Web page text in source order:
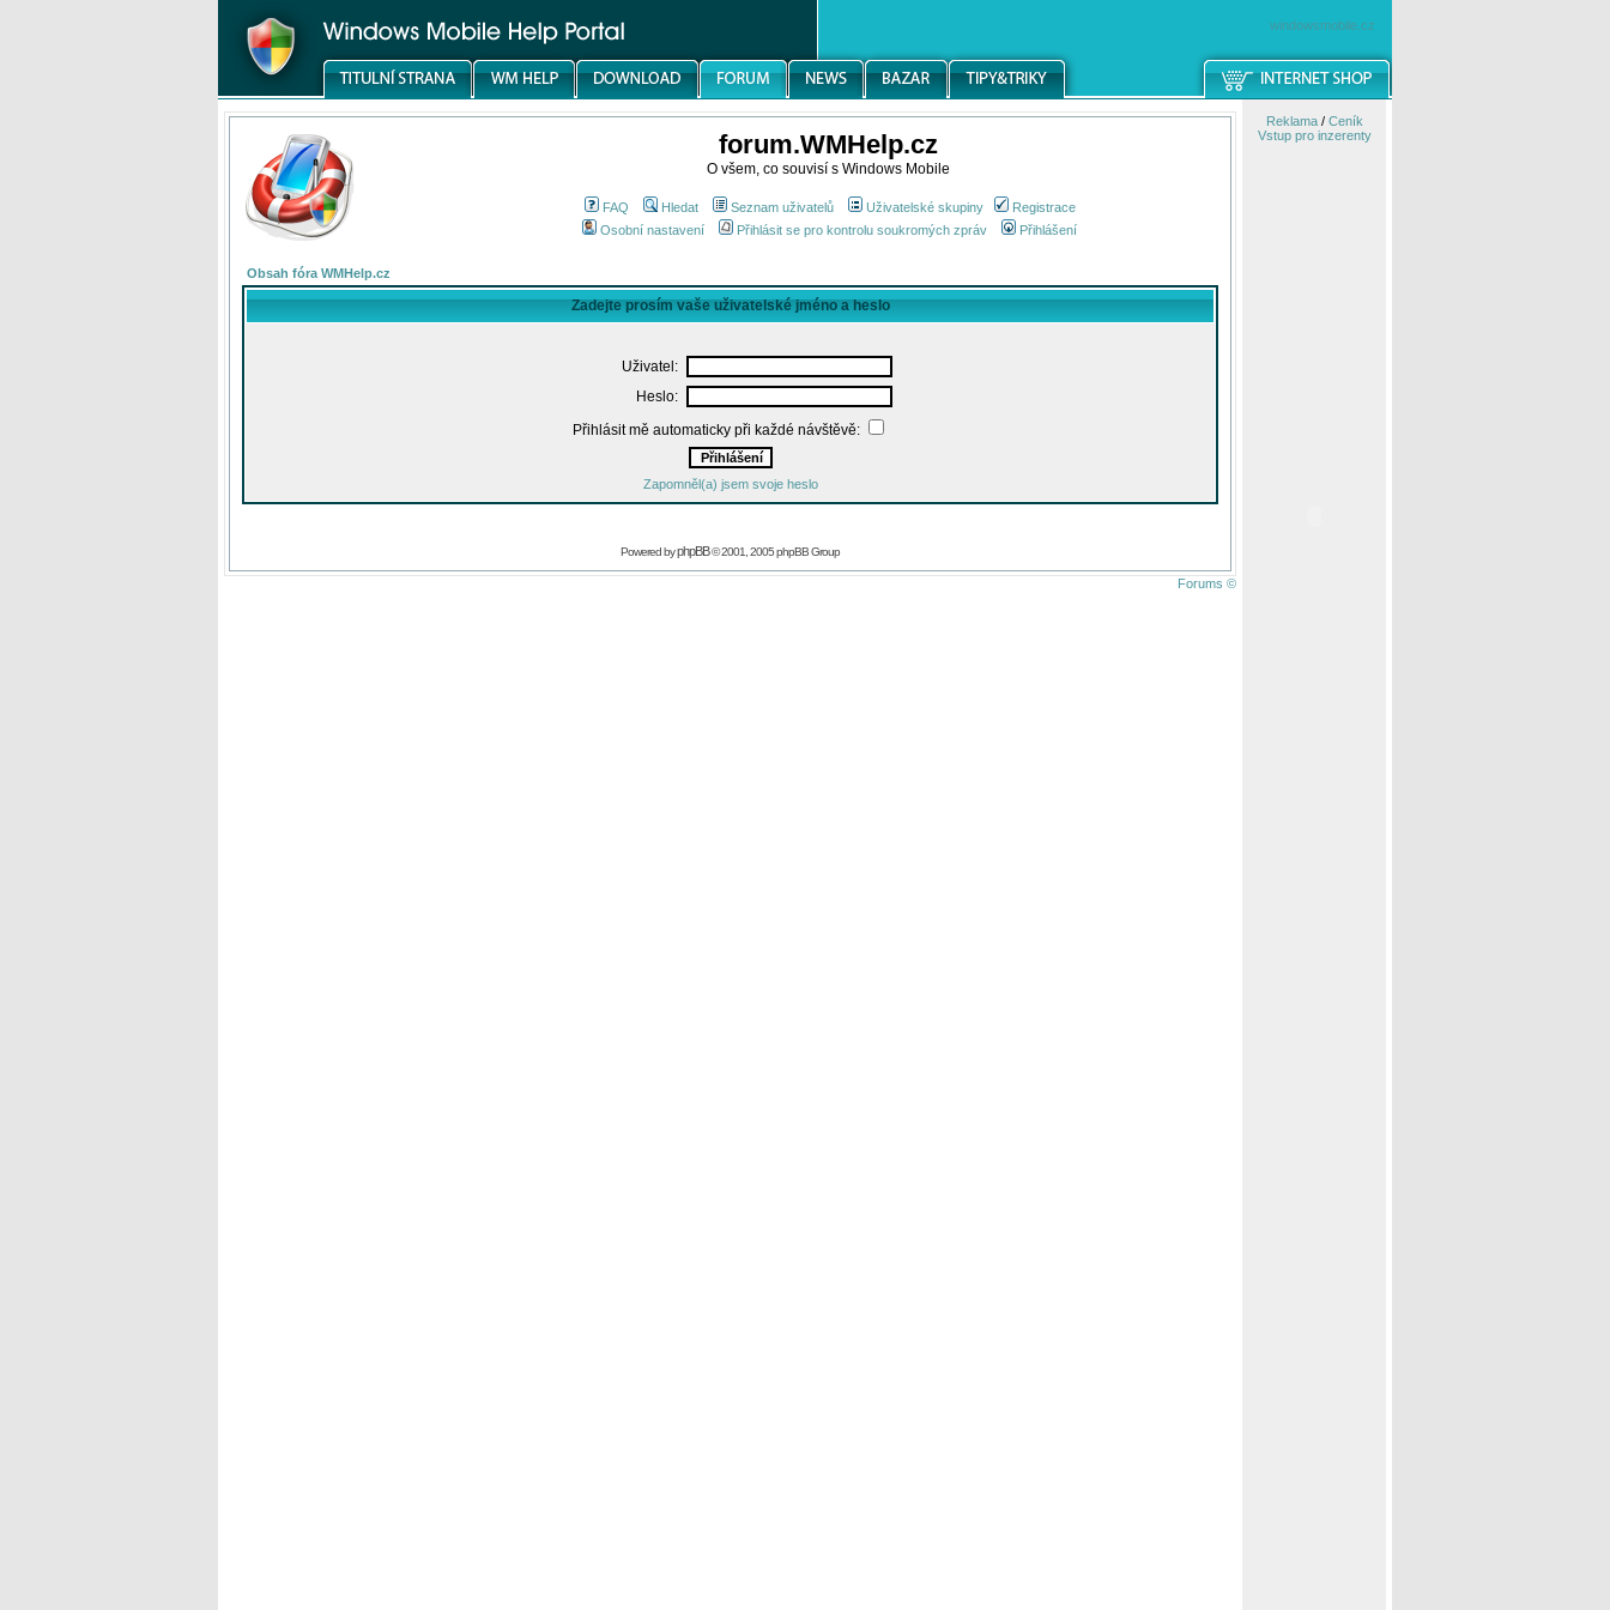
windowsmobile.cz
forum.WMHelp.cz
O všem, co souvisí s Windows Mobile
FAQ Hledat Seznam uživatelů Uživatelské skupiny
Registrace
Osobní nastavení
Přihlásit se pro kontrolu soukromých zpráv Přihlášení
Obsah fóra WMHelp.cz
Zadejte prosím vaše uživatelské jméno a heslo
Uživatel:
Heslo:
Přihlásit mě automaticky při každé návštěvě:
Zapomněl(a) jsem svoje heslo
Powered byphpBB© 2001, 2005 phpBB Group
Forums ©
Reklama/ Ceník
Vstup pro inzerenty